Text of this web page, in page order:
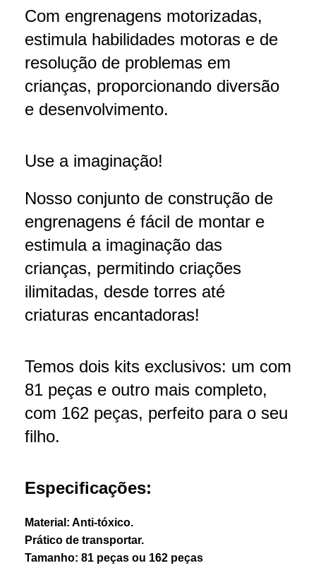
Com engrenagens motorizadas,
estimula habilidades motoras e de
resolução de problemas em
crianças, proporcionando diversão
e desenvolvimento.
Use a imaginação!
Nosso conjunto de construção de
engrenagens é fácil de montar e
estimula a imaginação das
crianças, permitindo criações
ilimitadas, desde torres até
criaturas encantadoras!
Temos dois kits exclusivos: um com
81 peças e outro mais completo,
com 162 peças, perfeito para o seu
filho.
Especificações:
Material: Anti-tóxico.
Prático de transportar.
Tamanho: 81 peças ou 162 peças